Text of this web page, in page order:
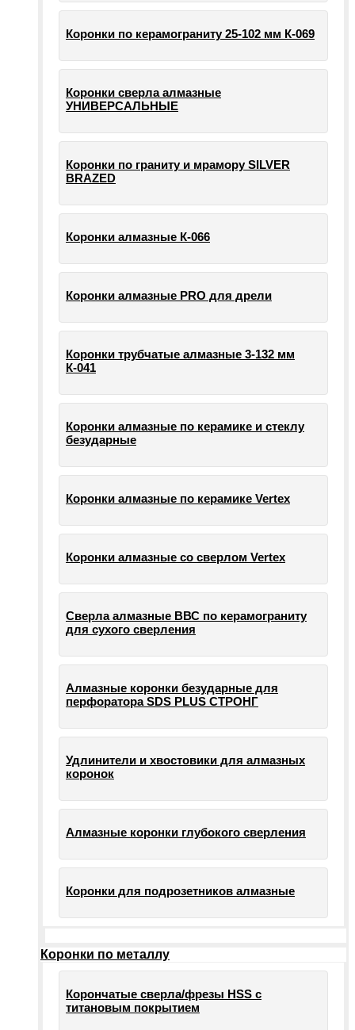
Коронки по керамограниту 25-102 мм К-069
Коронки сверла алмазные
УНИВЕРСАЛЬНЫЕ
Коронки по граниту и мрамору SILVER
BRAZED
Коронки алмазные К-066
Коронки алмазные PRO для дрели
Коронки трубчатые алмазные 3-132 мм
К-041
Коронки алмазные по керамике и стеклу
безударные
Коронки алмазные по керамике Vertex
Коронки алмазные со сверлом Vertex
Сверла алмазные ВВС по керамограниту
для сухого сверления
Алмазные коронки безударные для
перфоратора SDS PLUS СТРОНГ
Удлинители и хвостовики для алмазных
коронок
Алмазные коронки глубокого сверления
Коронки для подрозетников алмазные
Коронки по металлу
Корончатые сверла/фрезы HSS c
титановым покрытием